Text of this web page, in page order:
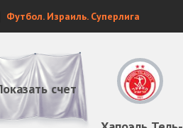
Футбол. Израиль. Суперлига
счет